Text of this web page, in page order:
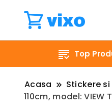
Top
Acasa Stickere
110cm, model: VIEW